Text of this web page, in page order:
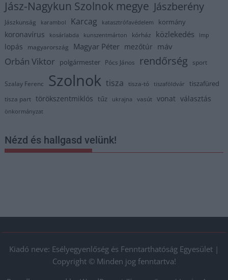
Jász-Nagykun Szolnok megye Jászberény
Jászkunság karambol Karcag katasztrófavédelem kormány
koronavírus kosárlabda kunszentmárton kórház közlekedés lmp
lopás magyarország Magyar Péter mezőtúr máv
Orbán Viktor polgármester Pócs János rendőrség sport
Szalay Ferenc Szolnok tisza tisza-tó tiszaföldvár tiszafüred
tisza part törökszentmiklós tűz ukrajna vasút vonat választás
önkormányzat
Nézd és hallgasd velünk!
Kiadó neve: Esélyegyenlőség és Fenntarthatóság Egyesület |
Copyright © Minden jog fenntartva!